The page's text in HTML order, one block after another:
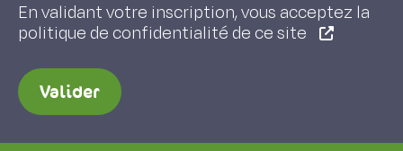
En validant votre inscription, vous acceptez la
politique de confidentialité de ce site
Valider